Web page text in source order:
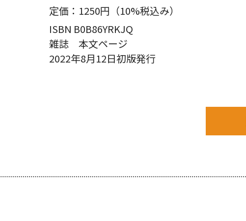
定価： 1250円（10%税込み）
ISBN B0B86YRKJQ
雑誌 本文ページ
2022年8月12日初版発行